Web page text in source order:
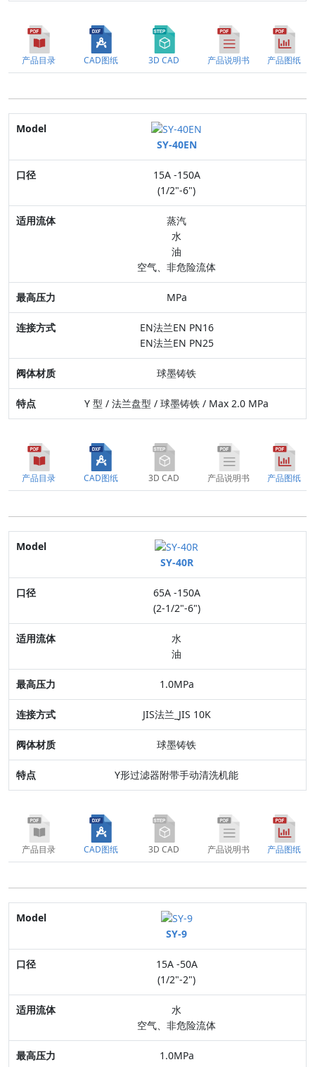
产品目录 CAD图纸 3D CAD 产品说明书 产品图纸
Model
口径
适用流体
最高压力
特点
SY-40EN
15A -150A
(1/2"-6")
蒸汽
水
油
空气、非危险流体
MPa
EN法兰EN PN16
EN法兰EN PN25
球墨铸铁
Y 型 / 法兰盘型 / 球墨铸铁 / Max 2.0 MPa
产品目录 CAD图纸 3D CAD 产品说明书 产品图纸
Model
口径
适用流体
最高压力
阀体材质
特点
SY-40R
65A -150A
(2-1/2"-6")
水
油
1.0MPa
JIS法兰_JIS 10K
球墨铸铁
Y形过滤器附带手动清洗机能
产品目录 CAD图纸 3D CAD 产品说明书 产品图纸
Model
口径
适用流体
最高压力
阀体材质
SY-9
15A -50A
(1/2"-2")
水
空气、非危险流体
1.0MPa